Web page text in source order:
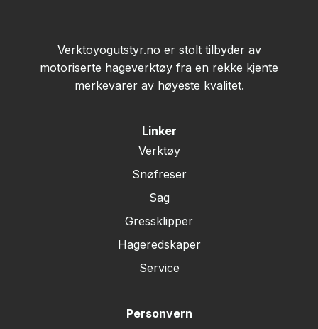
Verktoyogutstyr.no er stolt tilbyder av
motoriserte hageverktøy fra en rekke kjente
merkevarer av høyeste kvalitet.
Linker
Verktøy
Snøfreser
Sag
Gressklipper
Hageredskaper
Service
Personvern